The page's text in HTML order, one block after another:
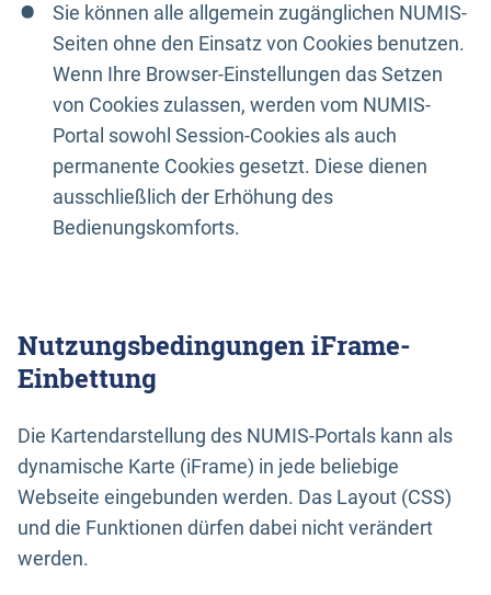
Sie können alle allgemein zugänglichen NUMIS-
Seiten ohne den Einsatz von Cookies benutzen.
Wenn Ihre Browser-Einstellungen das Setzen
von Cookies zulassen, werden vom NUMIS-
Portal sowohl Session-Cookies als auch
permanente Cookies gesetzt. Diese dienen
ausschließlich der Erhöhung des
Bedienungskomforts.
Nutzungsbedingungen iFrame-
Einbettung
Die Kartendarstellung des NUMIS-Portals kann als
dynamische Karte (iFrame) in jede beliebige
Webseite eingebunden werden. Das Layout (CSS)
und die Funktionen dürfen dabei nicht verändert
werden.